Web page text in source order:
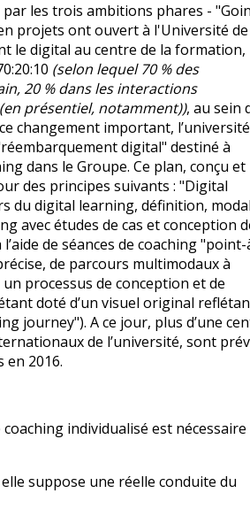
les trois ambitions phares -
projets ont ouvert à l'Université de
le digital au centre de la formation,
(selon lequel 70 % des
20 % dans les interactions
présentiel, notamment)), au sein
changement important,
digital" destiné à
dans le Groupe. Ce plan, conçu et
des principes suivants : "Digital
du digital learning, définition,
avec études de cas et conception
de séances de coaching "point-
de parcours multimodaux à
processus de conception et de
doté d’un visuel original
journey"). A ce jour, plus d’une
de l’université, sont
en 2016.
individualisé est
suppose une réelle conduite du